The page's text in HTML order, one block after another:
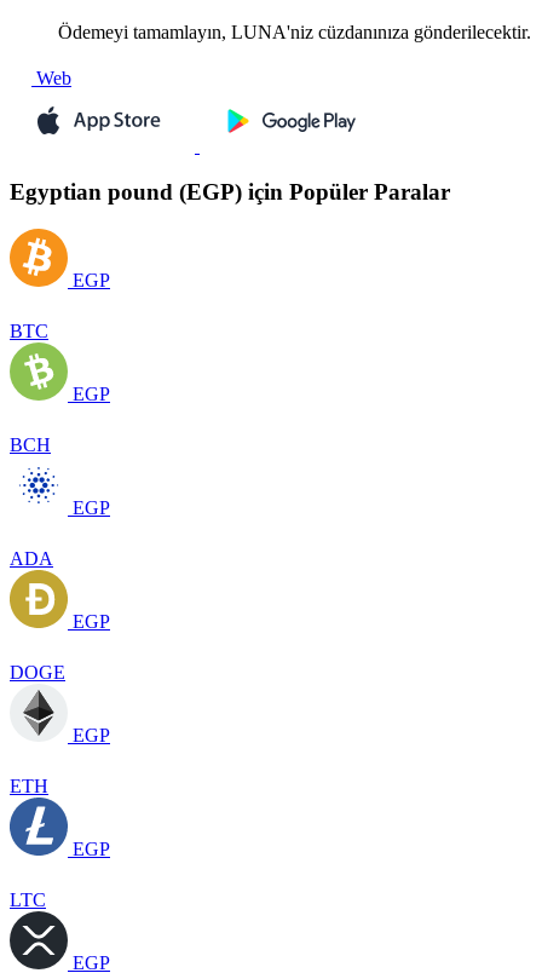
Ödemeyi tamamlayın, LUNA'niz cüzdanınıza gönderilecektir.
Web
Egyptian pound (EGP) için Popüler Paralar
EGP
BTC
EGP
BCH
EGP
ADA
EGP
DOGE
EGP
ETH
EGP
LTC
EGP